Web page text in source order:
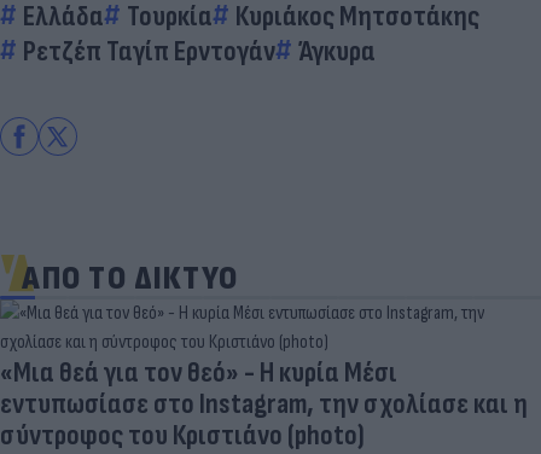
Ελλάδα Τουρκία
Κυριάκος Μητσοτάκης
Ρετζέπ Ταγίπ Ερντογάν
Άγκυρα
ΑΠΟ ΤΟ ΔΙΚΤΥΟ
«Μια θεά για τον θεό» - Η κυρία Μέσι
εντυπωσίασε στο Instagram, την σχολίασε και η
σύντροφος του Κριστιάνο (photo)